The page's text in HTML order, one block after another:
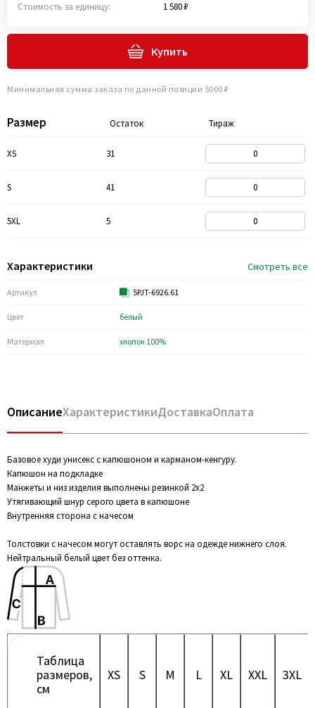
Размер Остаток Тираж
XS 31
S 41
5XL 5
Характеристики Смотреть все
Артикул 5PJT-6926.61
Цвет белый
Материал хлопок 100%
Стоимость за единицу: 1 580 ₽
Купить
Минимальная сумма заказа по данной позиции 5000 ₽
ОписаниеХарактеристикиДоставкаОплата
Базовое худи унисекс с капюшоном и карманом-кенгуру.
Капюшон на подкладке
Манжеты и низ изделия выполнены резинкой 2х2
Утягивающий шнур серого цвета в капюшоне
Внутренняя сторона с начесом
Толстовки с начесом могут оставлять ворс на одежде нижнего слоя.
Нейтральный белый цвет без оттенка.
Таблица
размеров,
см
XS S M L XL XXL 3XL